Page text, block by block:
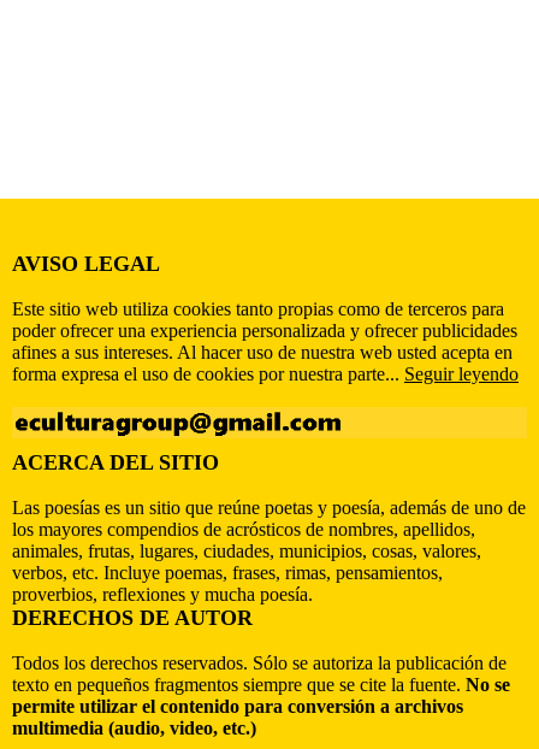
AVISO LEGAL
Este sitio web utiliza cookies tanto propias como de terceros para
poder ofrecer una experiencia personalizada y ofrecer publicidades
afines a sus intereses. Al hacer uso de nuestra web usted acepta en
forma expresa el uso de cookies por nuestra parte... Seguir leyendo
ACERCA DEL SITIO
Las poesías es un sitio que reúne poetas y poesía, además de uno de
los mayores compendios de acrósticos de nombres, apellidos,
animales, frutas, lugares, ciudades, municipios, cosas, valores,
verbos, etc. Incluye poemas, frases, rimas, pensamientos,
proverbios, reflexiones y mucha poesía.
DERECHOS DE AUTOR
Todos los derechos reservados. Sólo se autoriza la publicación de
texto en pequeños fragmentos siempre que se cite la fuente. No se
permite utilizar el contenido para conversión a archivos
multimedia (audio, video, etc.)